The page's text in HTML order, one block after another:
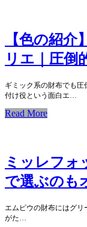
【色の紹
リエ｜圧倒
ギミック系の財布でも
付け役という面白エ…
Read More
ミッレフォ
で選ぶのも
エムピウの財布にはグリ
がた…